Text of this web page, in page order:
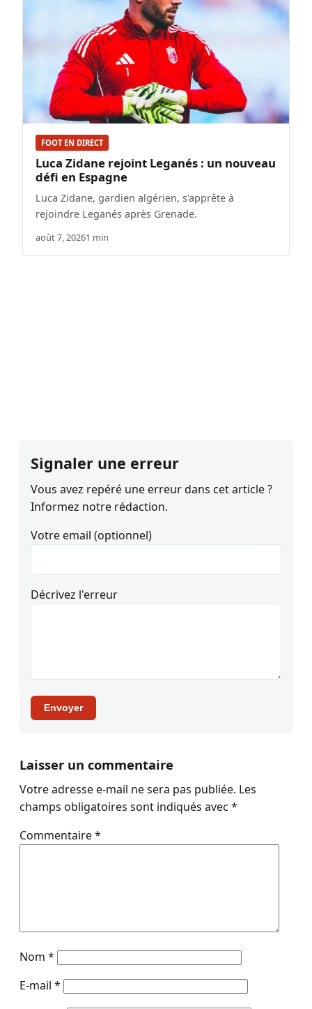
FOOT EN DIRECT
Luca Zidane rejoint Leganés : un nouveau
défi en Espagne
Luca Zidane, gardien algérien, s'apprête à
rejoindre Leganés après Grenade.
août 7, 20261 min
Signaler une erreur
Vous avez repéré une erreur dans cet article ?
Informez notre rédaction.
Votre email (optionnel)
Décrivez l'erreur
Envoyer
Laisser un commentaire
Votre adresse e-mail ne sera pas publiée. Les
champs obligatoires sont indiqués avec *
Commentaire*
Nom *
E-mail *